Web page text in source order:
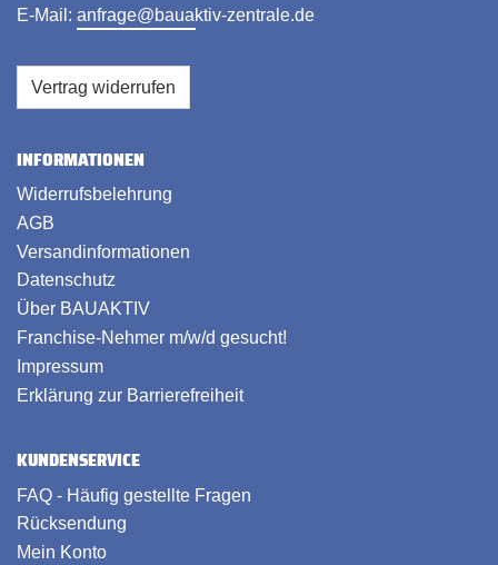
E-Mail: anfrage@bauaktiv-zentrale.de
Vertrag widerrufen
INFORMATIONEN
Widerrufsbelehrung
AGB
Versandinformationen
Datenschutz
Über BAUAKTIV
Franchise-Nehmer m/w/d gesucht!
Impressum
Erklärung zur Barrierefreiheit
KUNDENSERVICE
FAQ - Häufig gestellte Fragen
Rücksendung
Mein Konto